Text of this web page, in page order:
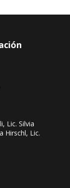
Lic. Silvia
Hirschl, Lic.